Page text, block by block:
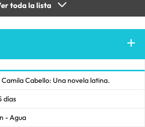
toda la lista
Cabello: Una novela latina.
días
- Agua